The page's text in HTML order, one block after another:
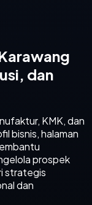
dan
KMK, dan
bisnis, halaman
prospek
strategis
dan